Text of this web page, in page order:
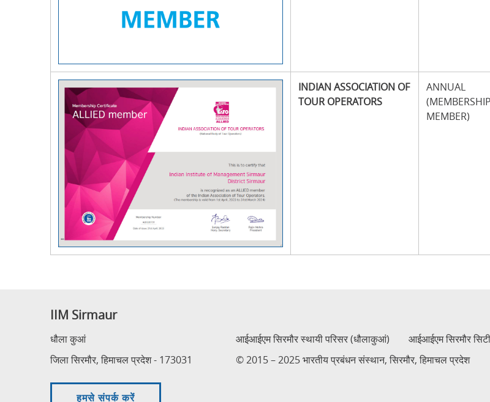
INDIAN ASSOCIATION OF
TOUR OPERATORS
ANNUAL
MEMBER)
IIM Sirmaur
धौला कुआं
जिला सिरमौर, हिमाचल प्रदेश - 173031
हमसे संपर्क करें
आईआईएम सिरमौर स्थायी परिसर (धौलाकुआं) आईआईएम सिरमौर
© 2015 – 2025 भारतीय प्रबंधन संस्थान, सिरमौर, हिमाचल प्रदेश